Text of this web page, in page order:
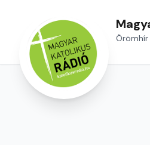
Örömhír